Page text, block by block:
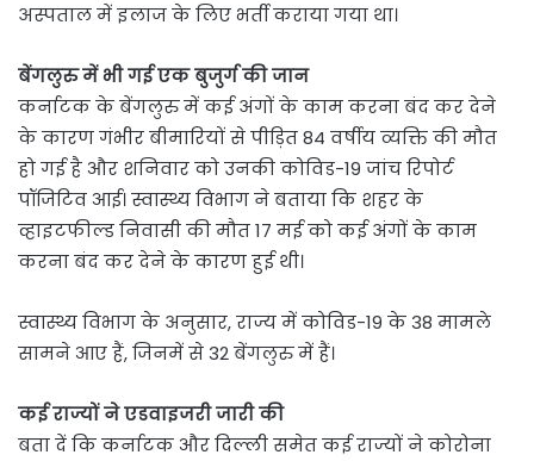
अस्पताल में इलाज के लिए भर्ती कराया गया था।
बेंगलुरु में भी गई एक बुजुर्ग की जान
कर्नाटक के बेंगलुरु में कई अंगों के काम करना बंद कर देने
के कारण गंभीर बीमारियों से पीड़ित 84 वर्षीय व्यक्ति की मौत
हो गई है और शनिवार को उनकी कोविड-19 जांच रिपोर्ट
पॉजिटिव आई। स्वास्थ्य विभाग ने बताया कि शहर के
व्हाइटफील्ड निवासी की मौत 17 मई को कई अंगों के काम
करना बंद कर देने के कारण हुई थी।
स्वास्थ्य विभाग के अनुसार, राज्य में कोविड-19 के 38 मामले
सामने आए हैं, जिनमें से 32 बेंगलुरु में हैं।
कई राज्यों ने एडवाइजरी जारी की
बता दें कि कर्नाटक और दिल्ली समेत कई राज्यों ने कोरोना